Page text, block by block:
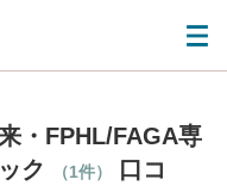
・FPHL/FAGA専
ク
（1件）
口コ